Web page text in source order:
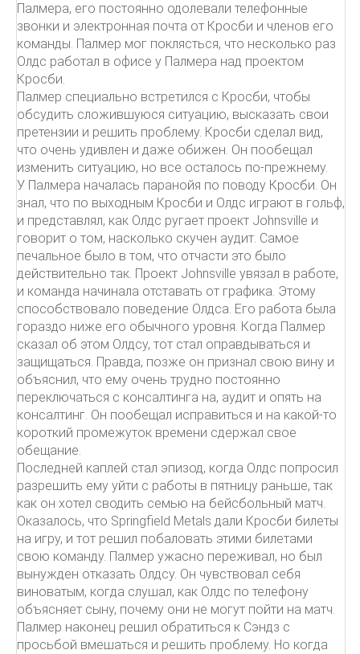
Палмера, его постоянно одолевали телефонные
звонки и электронная почта от Кросби и членов его
команды. Палмер мог поклясться, что несколько раз
Олдс работал в офисе у Палмера над проектом
Кросби.
Палмер специально встретился с Кросби, чтобы
обсудить сложившуюся ситуацию, высказать свои
претензии и решить проблему. Кросби сделал вид,
что очень удивлен и даже обижен. Он пообещал
изменить ситуацию, но все осталось по-прежнему.
У Палмера началась паранойя по поводу Кросби. Он
знал, что по выходным Кросби и Олдс играют в гольф,
и представлял, как Олдс ругает проект Johnsville и
говорит о том, насколько скучен аудит. Самое
печальное было в том, что отчасти это было
действительно так. Проект Johnsville увязал в работе,
и команда начинала отставать от графика. Этому
способствовало поведение Олдса. Его работа была
гораздо ниже его обычного уровня. Когда Палмер
сказал об этом Олдсу, тот стал оправдываться и
защищаться. Правда, позже он признал свою вину и
объяснил, что ему очень трудно постоянно
переключаться с консалтинга на, аудит и опять на
консалтинг. Он пообещал исправиться и на какой-то
короткий промежуток времени сдержал свое
обещание.
Последней каплей стал эпизод, когда Олдс попросил
разрешить ему уйти с работы в пятницу раньше, так
как он хотел сводить семью на бейсбольный матч.
Оказалось, что Springfield Metals дали Кросби билеты
на игру, и тот решил побаловать этими билетами
свою команду. Палмер ужасно переживал, но был
вынужден отказать Олдсу. Он чувствовал себя
виноватым, когда слушал, как Олдс по телефону
объясняет сыну, почему они не могут пойти на матч.
Палмер наконец решил обратиться к Сэндз с
просьбой вмешаться и решить проблему. Но когда